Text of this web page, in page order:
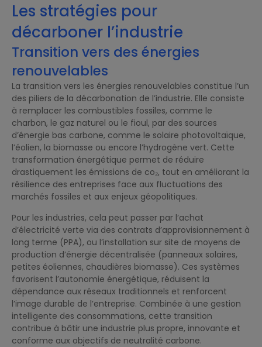
Les stratégies pour
décarboner l’industrie
Transition vers des énergies
renouvelables
La transition vers les énergies renouvelables constitue l’un
des piliers de la décarbonation de l’industrie. Elle consiste
à remplacer les combustibles fossiles, comme le
charbon, le gaz naturel ou le fioul, par des sources
d’énergie bas carbone, comme le solaire photovoltaïque,
l’éolien, la biomasse ou encore l’hydrogène vert. Cette
transformation énergétique permet de réduire
drastiquement les émissions de co₂, tout en améliorant la
résilience des entreprises face aux fluctuations des
marchés fossiles et aux enjeux géopolitiques.
Pour les industries, cela peut passer par l’achat
d’électricité verte via des contrats d’approvisionnement à
long terme (PPA), ou l’installation sur site de moyens de
production d’énergie décentralisée (panneaux solaires,
petites éoliennes, chaudières biomasse). Ces systèmes
favorisent l’autonomie énergétique, réduisent la
dépendance aux réseaux traditionnels et renforcent
l’image durable de l’entreprise. Combinée à une gestion
intelligente des consommations, cette transition
contribue à bâtir une industrie plus propre, innovante et
conforme aux objectifs de neutralité carbone.